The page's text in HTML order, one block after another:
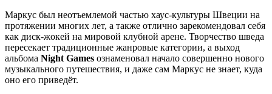
Маркус был неотъемлемой частью хаус-культуры Швеции на
протяжении многих лет, а также отлично зарекомендовал себя
как диск-жокей на мировой клубной арене. Творчество шведа
пересекает традиционные жанровые категории, а выход
альбома Night Games ознаменовал начало совершенно нового
музыкального путешествия, и даже сам Маркус не знает, куда
оно его приведёт.